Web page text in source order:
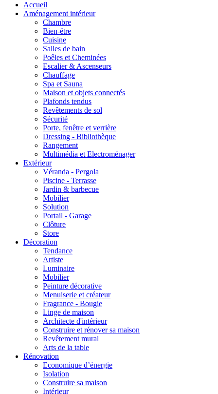
Accueil
Aménagement intérieur
Chambre
Bien-être
Cuisine
Salles de bain
Poêles et Cheminées
Escalier & Ascenseurs
Chauffage
Spa et Sauna
Maison et objets connectés
Plafonds tendus
Revêtements de sol
Sécurité
Porte, fenêtre et verrière
Dressing - Bibliothèque
Rangement
Multimédia et Electroménager
Extérieur
Véranda - Pergola
Piscine - Terrasse
Jardin & barbecue
Mobilier
Solution
Portail - Garage
Clôture
Store
Décoration
Tendance
Artiste
Luminaire
Mobilier
Peinture décorative
Menuiserie et créateur
Fragrance - Bougie
Linge de maison
Architecte d'intérieur
Construire et rénover sa maison
Revêtement mural
Arts de la table
Rénovation
Economique d’énergie
Isolation
Construire sa maison
Intérieur